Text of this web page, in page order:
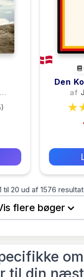
Den
af
til 20 ud af 1576
flere bøger
til din